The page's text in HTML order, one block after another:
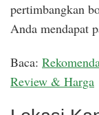
pertimbangkan
Anda mendapat
Baca:
Review & Harga